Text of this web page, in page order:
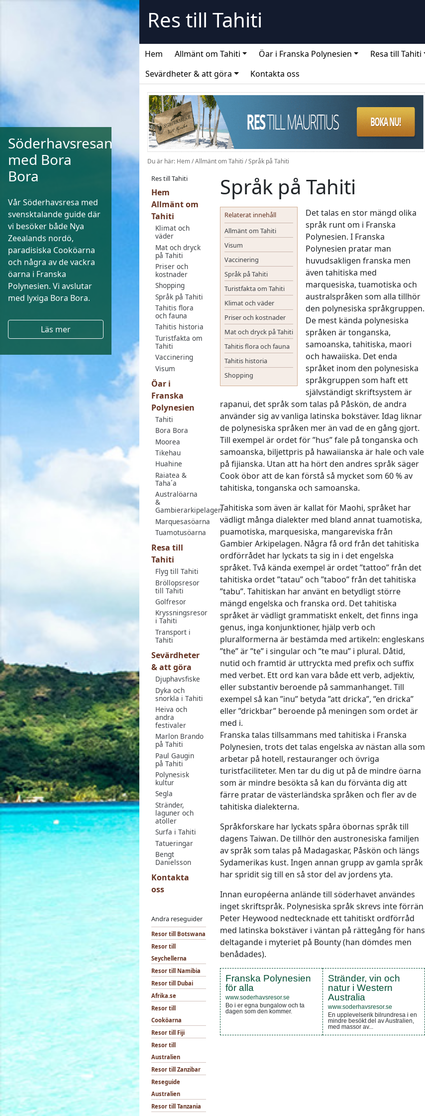
Söderhavsresan
med Bora
Bora
Vår Söderhavsresa med
svensktalande guide där
vi besöker både Nya
Zeealands nordö,
paradisiska Cooköarna
och några av de vackra
öarna i Franska
Polynesien. Vi avslutar
med lyxiga Bora Bora.
Läs mer
Skip
to
content
Res till Tahiti
Hem Allmänt om Tahiti Öar i Franska Polynesien
Resa till Tahiti
Sevärdheter & att göra
Kontakta oss
Du är här: Hem/Allmänt om Tahiti /Språk på Tahiti
Res till Tahiti
Hem
Allmänt om
Tahiti
Klimat och
väder
Mat och dryck
på Tahiti
Priser och
kostnader
Shopping
Språk på Tahiti
Tahitis flora
och fauna
Tahitis historia
Turistfakta om
Tahiti
Vaccinering
Visum
Öar i
Franska
Polynesien
Tahiti
Bora Bora
Moorea
Tikehau
Huahine
Raiatea &
Taha´a
Australöarna
&
Gambierarkipelagen
Marquesasöarna
Tuamotusöarna
Resa till
Tahiti
Flyg till Tahiti
Bröllopsresor
till Tahiti
Golfresor
Kryssningsresor
i Tahiti
Transport i
Tahiti
Sevärdheter
& att göra
Djuphavsfiske
Dyka och
snorkla i Tahiti
Heiva och
andra
festivaler
Marlon Brando
på Tahiti
Paul Gaugin
på Tahiti
Polynesisk
kultur
Segla
Stränder,
laguner och
atoller
Surfa i Tahiti
Tatueringar
Bengt
Danielsson
Kontakta
oss
Andra reseguider
Resor till Botswana
Resor till
Seychellerna
Resor till Namibia
Resor till Dubai
Afrika.se
Resor till
Cooköarna
Resor till Fiji
Resor till
Australien
Resor till Zanzibar
Reseguide
Australien
Resor till Tanzania
Språk på Tahiti
Relaterat innehåll
Allmänt om Tahiti
Visum
Vaccinering
Språk på Tahiti
Turistfakta om Tahiti
Klimat och väder
Priser och kostnader
Mat och dryck på Tahiti
Tahitis flora och fauna
Tahitis historia
Shopping
Det talas en stor mängd olika
språk runt om i Franska
Polynesien. I Franska
Polynesien pratar man
huvudsakligen franska men
även tahitiska med
marquesiska, tuamotiska och
australspråken som alla tillhör
den polynesiska språkgruppen.
De mest kända polynesiska
språken är tonganska,
samoanska, tahitiska, maori
och hawaiiska. Det enda
språket inom den polynesiska
språkgruppen som haft ett
självständigt skriftsystem är
rapanui, det språk som talas på Påskön, de andra
använder sig av vanliga latinska bokstäver. Idag liknar
de polynesiska språken mer än vad de en gång gjort.
Till exempel är ordet för ”hus” fale på tonganska och
samoanska, biljettpris på hawaiianska är hale och vale
på fijianska. Utan att ha hört den andres språk säger
Cook öbor att de kan förstå så mycket som 60 % av
tahitiska, tonganska och samoanska.
Tahitiska som även är kallat för Maohi, språket har
vädligt många dialekter med bland annat tuamotiska,
puamotiska, marquesiska, mangareviska från
Gambier Arkipelagen. Några få ord från det tahitiska
ordförrådet har lyckats ta sig in i det engelska
språket. Två kända exempel är ordet ”tattoo” från det
tahitiska ordet ”tatau” och ”taboo” från det tahitiska
”tabu”. Tahitiskan har använt en betydligt större
mängd engelska och franska ord. Det tahitiska
språket är vädligt grammatiskt enkelt, det finns inga
genus, inga konjunktioner, hjälp verb och
pluralformerna är bestämda med artikeln: engleskans
”the” är ”te” i singular och ”te mau” i plural. Dåtid,
nutid och framtid är uttryckta med prefix och suffix
med verbet. Ett ord kan vara både ett verb, adjektiv,
eller substantiv beroende på sammanhanget. Till
exempel så kan ”inu” betyda ”att dricka”, ”en dricka”
eller ”drickbar” beroende på meningen som ordet är
med i.
Franska talas tillsammans med tahitiska i Franska
Polynesien, trots det talas engelska av nästan alla som
arbetar på hotell, restauranger och övriga
turistfaciliteter. Men tar du dig ut på de mindre öarna
som är mindre besökta så kan du förvänta dig att
färre pratar de västerländska språken och fler av de
tahitiska dialekterna.
Språkforskare har lyckats spåra öbornas språk till
dagens Taiwan. De tillhör den austronesiska familjen
av språk som talas på Madagaskar, Påskön och längs
Sydamerikas kust. Ingen annan grupp av gamla språk
har spridit sig till en så stor del av jordens yta.
Innan européerna anlände till söderhavet användes
inget skriftspråk. Polynesiska språk skrevs inte förrän
Peter Heywood nedtecknade ett tahitiskt ordförråd
med latinska bokstäver i väntan på rättegång för hans
deltagande i myteriet på Bounty (han dömdes men
benådades).
Franska Polynesien
för alla
www.soderhavsresor.se
Bo i er egna bungalow och ta
dagen som den kommer.
Stränder, vin och
natur i Western
Australia
www.soderhavsresor.se
En upplevelserik bilrundresa i en
mindre besökt del av Australien,
med massor av...